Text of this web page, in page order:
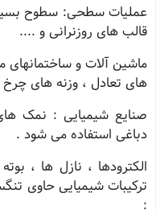
عملیات سطحی: سطوح
قالب های روزنرانی و ....
ماشین آلات و ساختمانهای
های تعادل ، وزنه های چرخ
صنایع شیمیایی : نمک
دباغی استفاده می شود .
ترکیبات شیمیایی حاوی
: